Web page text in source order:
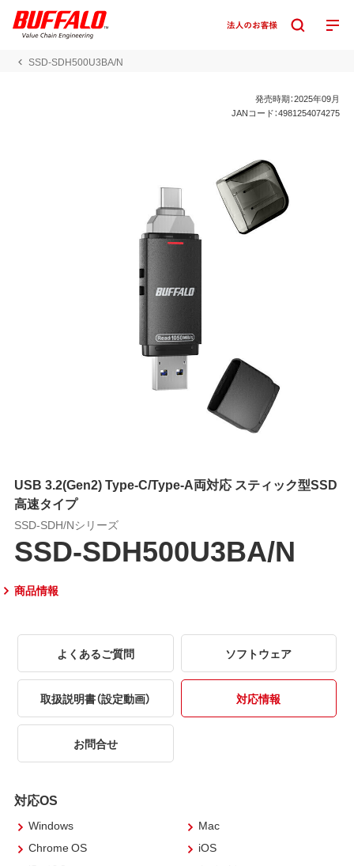
SSD-SDH500U3BA/N
発売時期：2025年09月
JANコード：4981254074275
USB 3.2(Gen2) Type-C/Type-A両対応 スティック型SSD
高速タイプ
SSD-SDH/Nシリーズ
SSD-SDH500U3BA/N
商品情報
よくあるご質問 ソフトウェア
取扱説明書（設定動画） 対応情報
お問合せ
対応OS
Windows
Mac
Chrome OS
iOS